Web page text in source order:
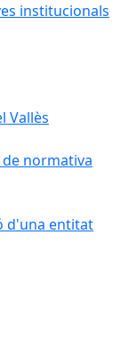
institucionals
Vallès
normativa
d'una entitat